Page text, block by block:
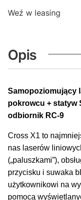
Weź w leasing
Opis
Samopoziomujący
pokrowcu + statyw
odbiornik RC-9
Cross X1 to
nas laserów
(„paluszkami”),
przycisku i suwaka
użytkownikowi na
pomocą